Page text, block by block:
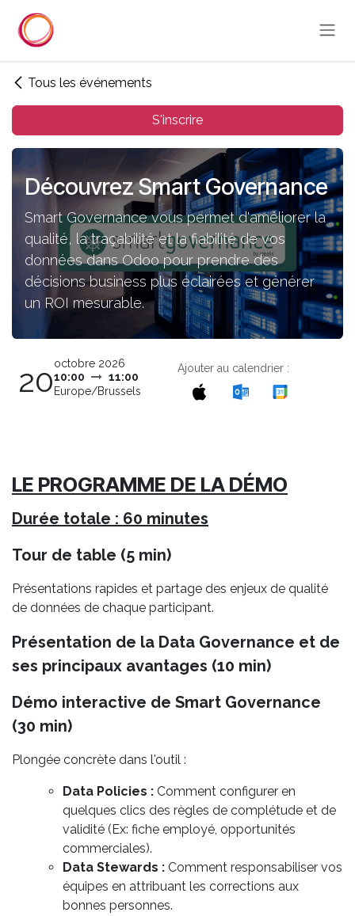
Tous les événements
S'inscrire
Découvrez Smart Governance
Smart Governance vous permet d'améliorer la
qualité, la traçabilité et la fiabilité de vos
données dans Odoo pour prendre des
décisions business plus éclairées et générer
un ROI mesurable.
20octobre 2026
10:00
11:00
Europe/Brussels
Ajouter au calendrier :
LE PROGRAMME DE LA DÉMO
Durée totale : 60 minutes
Tour de table (5 min)
Présentations rapides et partage des enjeux de qualité
de données de chaque participant.
Présentation de la Data Governance et de
ses principaux avantages (10 min)
Démo interactive de Smart Governance
(30 min)
Plongée concrète dans l'outil :
Data Policies : Comment configurer en
quelques clics des règles de complétude et de
validité (Ex: fiche employé, opportunités
commerciales).
Data Stewards : Comment responsabiliser vos
équipes en attribuant les corrections aux
bonnes personnes.